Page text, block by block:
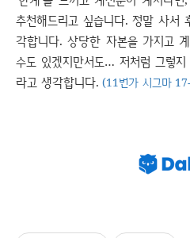
추천해드리고 싶습니다. 정말 사서
각합니다. 상당한 자본을 가지고
수도 있겠지만서도… 저처럼 그렇
라고 생각합니다. (11번가 시그마